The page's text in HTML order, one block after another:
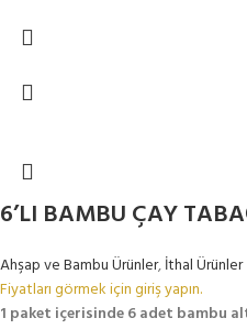
6’LI BAMBU ÇAY
Ahşap ve Bambu Ürünler,İthal Ürünler
Fiyatları görmek için giriş yapın.
1 paket içerisinde 6 adet bambu